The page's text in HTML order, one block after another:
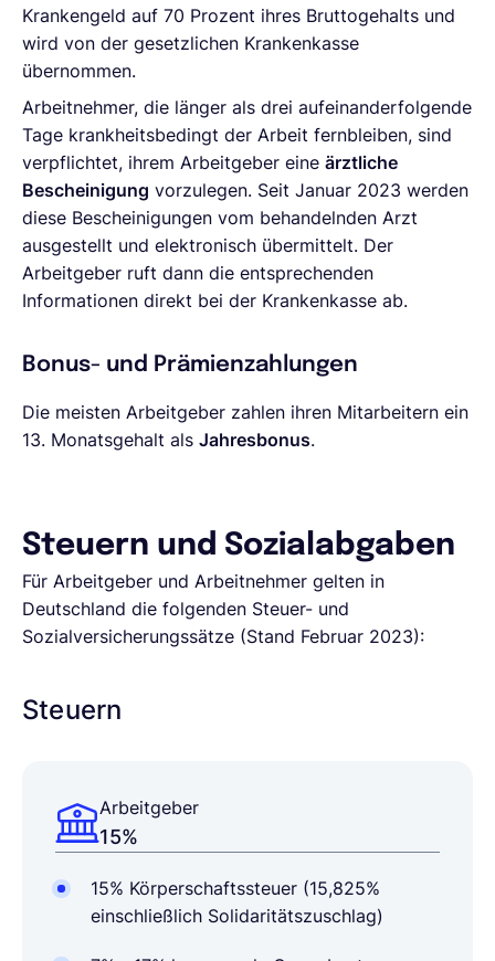
Krankengeld auf 70 Prozent ihres Bruttogehalts und
wird von der gesetzlichen Krankenkasse
übernommen.
Arbeitnehmer, die länger als drei aufeinanderfolgende
Tage krankheitsbedingt der Arbeit fernbleiben, sind
verpflichtet, ihrem Arbeitgeber eine ärztliche
Bescheinigung vorzulegen. Seit Januar 2023 werden
diese Bescheinigungen vom behandelnden Arzt
ausgestellt und elektronisch übermittelt. Der
Arbeitgeber ruft dann die entsprechenden
Informationen direkt bei der Krankenkasse ab.
Bonus- und Prämienzahlungen
Die meisten Arbeitgeber zahlen ihren Mitarbeitern ein
13. Monatsgehalt als Jahresbonus.
Steuern und Sozialabgaben
Für Arbeitgeber und Arbeitnehmer gelten in
Deutschland die folgenden Steuer- und
Sozialversicherungssätze (Stand Februar 2023):
Steuern
Arbeitgeber
15%
15% Körperschaftssteuer (15,825%
einschließlich Solidaritätszuschlag)